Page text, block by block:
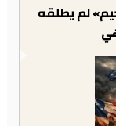
لم يطلقه